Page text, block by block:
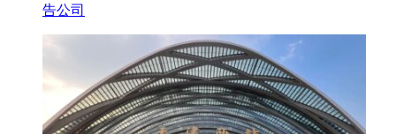
告公司